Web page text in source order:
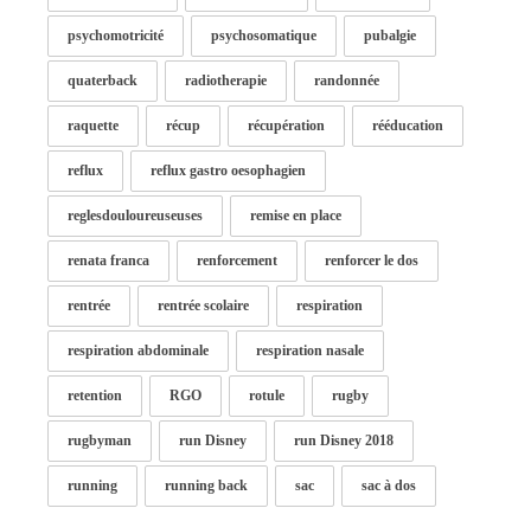
psychomotricité psychosomatique pubalgie
quaterback radiotherapie randonnée
raquette récup récupération rééducation
reflux reflux gastro oesophagien
reglesdouloureuseuses remise en place
renata franca renforcement renforcer le dos
rentrée rentrée scolaire respiration
respiration abdominale respiration nasale
retention RGO rotule rugby
rugbyman run Disney run Disney 2018
running running back sac sac à dos